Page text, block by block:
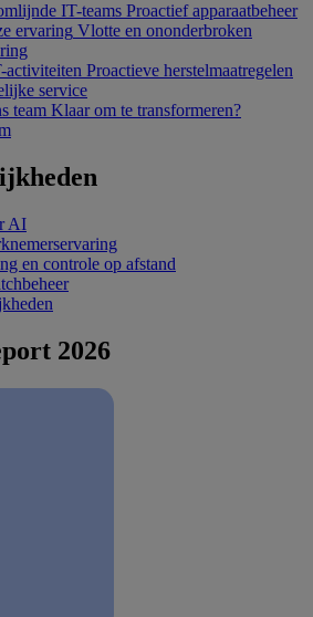
IT-teams Proactief apparaatbeheer
ervaring Vlotte en ononderbroken
activiteiten Proactieve herstelmaatregelen
service
team Klaar om te transformeren?
AI
en controle op afstand
2026